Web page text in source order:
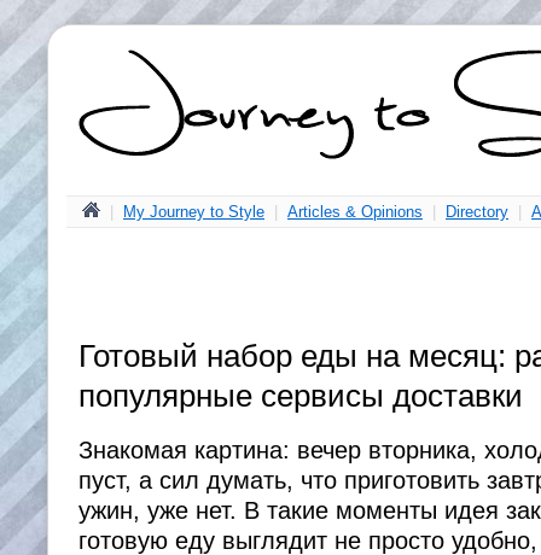
My Journey to Style Articles & Opinions Directory
Готовый набор еды на месяц:
популярные сервисы доставки
Знакомая картина: вечер вторника,
пуст, а сил думать, что приготовить
ужин, уже нет. В такие моменты идея
готовую еду выглядит не просто удобно,